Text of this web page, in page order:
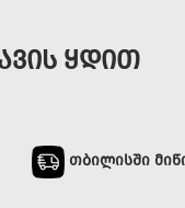
ᲧᲓᲘᲗ
თბილისში